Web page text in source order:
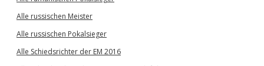
Alle russischen Meister
Alle russischen Pokalsieger
Alle Schiedsrichter der EM 2016